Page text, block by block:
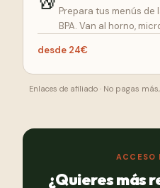
Prepara tus menús de
BPA. Van al horno,
desde 24€
Enlaces de afiliado · No pagas
ACCESO
¿Quieres más